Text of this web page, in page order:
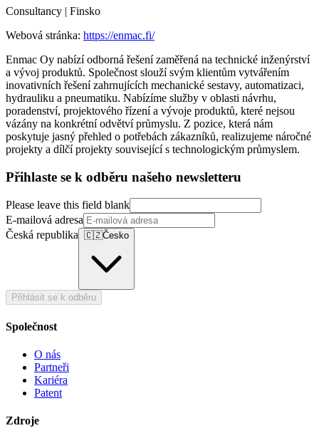
Consultancy | Finsko
Webová stránka: https://enmac.fi/
Enmac Oy nabízí odborná řešení zaměřená na technické inženýrství
a vývoj produktů. Společnost slouží svým klientům vytvářením
inovativních řešení zahrnujících mechanické sestavy, automatizaci,
hydrauliku a pneumatiku. Nabízíme služby v oblasti návrhu,
poradenství, projektového řízení a vývoje produktů, které nejsou
vázány na konkrétní odvětví průmyslu. Z pozice, která nám
poskytuje jasný přehled o potřebách zákazníků, realizujeme náročné
projekty a dílčí projekty související s technologickým průmyslem.
Přihlaste se k odběru našeho newsletteru
Please leave this field blank
E-mailová adresa
Česká republika 🇨🇿Česko
Přihlásit se k odběru
Společnost
O nás
Partneři
Kariéra
Patent
Zdroje